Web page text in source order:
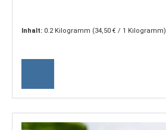
Inhalt: 0.2 Kilogramm (34,50 € / 1 Kilogramm)